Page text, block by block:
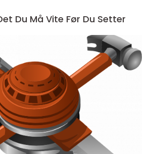
Du Må Vite Før Du Setter